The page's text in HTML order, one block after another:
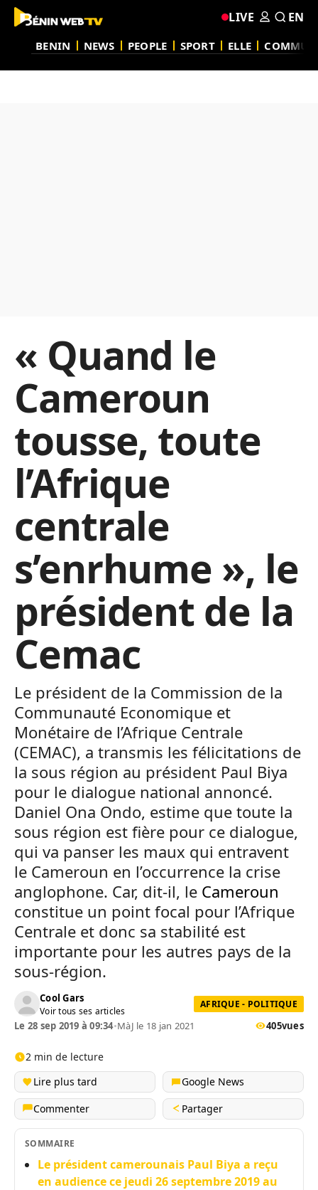
BENIN NEWS PEOPLE SPORT ELLE
LIVE EN
« Quand le
Cameroun
tousse, toute
l’Afrique
centrale
s’enrhume », le
président de la
Cemac
Le président de la Commission de la
Communauté Economique et
Monétaire de l’Afrique Centrale
(CEMAC), a transmis les félicitations de
la sous région au président Paul Biya
pour le dialogue national annoncé.
Daniel Ona Ondo, estime que toute la
sous région est fière pour ce dialogue,
qui va panser les maux qui entravent
le Cameroun en l’occurrence la crise
anglophone. Car, dit-il, le Cameroun
constitue un point focal pour l’Afrique
Centrale et donc sa stabilité est
importante pour les autres pays de la
sous-région.
Cool Gars
Voir tous ses articles
AFRIQUE - POLITIQUE
Le 28 sep 2019 à 09:34•MàJ le 18 jan 2021 405vues
2 min de lecture
Lire plus tard
Google News
Commenter
Partager
SOMMAIRE
Le président camerounais Paul Biya a reçu
en audience ce jeudi 26 septembre 2019 au